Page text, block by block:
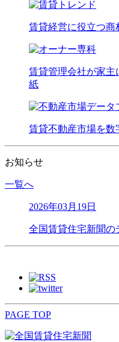
賃貸経営に役立つ商
賃貸管理会社が家主
紙
賃貸不動産市場を数
お知らせ
一覧へ
2026年03月19日
全国賃貸住宅新聞の
PAGE TOP